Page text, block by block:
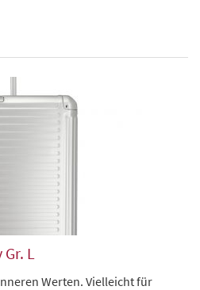
L
Werten. Vielleicht für